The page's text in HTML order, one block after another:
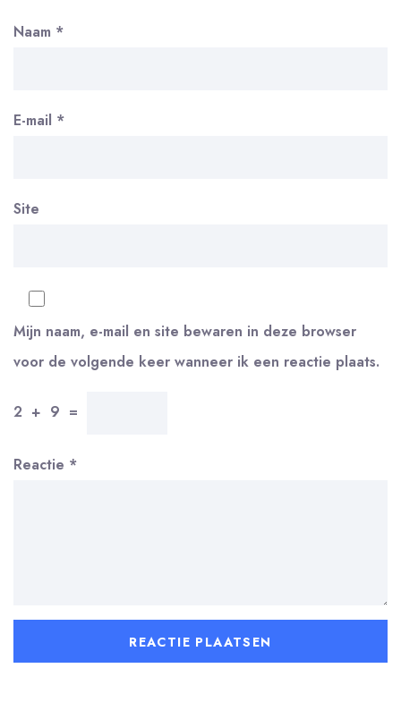
Naam *
E-mail *
Site
Mijn naam, e-mail en site bewaren in deze browser
voor de volgende keer wanneer ik een reactie plaats.
2 + 9 =
Reactie *